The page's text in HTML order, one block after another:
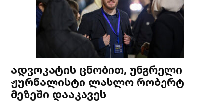
ადვოკატის ცნობით, უნგრელი
ჟურნალისტი ლასლო რობერტ
მეზეში დააკავეს